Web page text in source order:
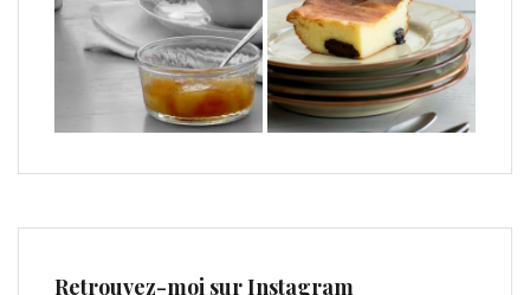
Retrouvez-moi sur Instagram